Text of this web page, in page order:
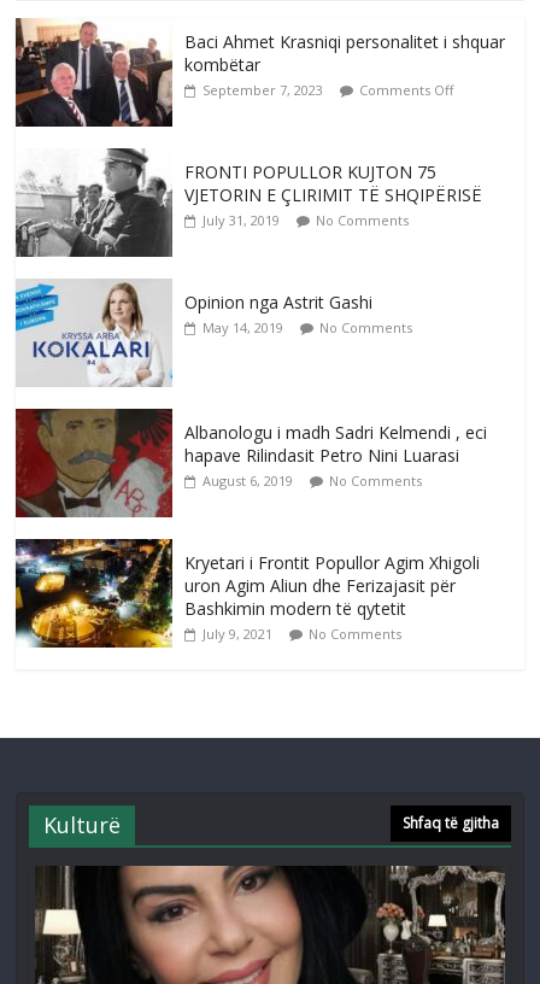
Baci Ahmet Krasniqi personalitet i shquar
kombëtar
September 7, 2023 Comments Off
FRONTI POPULLOR KUJTON 75
VJETORIN E ÇLIRIMIT TË SHQIPËRISË
July 31, 2019 No Comments
Opinion nga Astrit Gashi
May 14, 2019 No Comments
Albanologu i madh Sadri Kelmendi , eci
hapave Rilindasit Petro Nini Luarasi
August 6, 2019 No Comments
Kryetari i Frontit Popullor Agim Xhigoli
uron Agim Aliun dhe Ferizajasit për
Bashkimin modern të qytetit
July 9, 2021 No Comments
Kulturë Shfaq të gjitha